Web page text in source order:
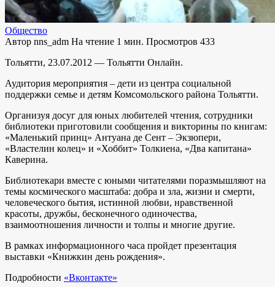
Общество
Автор nns_adm На чтение 1 мин. Просмотров 433
Тольятти, 23.07.2012 — Тольятти Онлайн.
Аудитория мероприятия – дети из центра социальной
поддержки семье и детям Комсомольского района Тольятти.
Организуя досуг для юных любителей чтения, сотрудники
библиотеки приготовили сообщения и викторины по книгам:
«Маленький принц» Антуана де Сент – Экзюпери,
«Властелин колец» и «Хоббит» Толкиена, «Два капитана»
Каверина.
Библиотекари вместе с юными читателями поразмышляют на
темы космического масштаба: добра и зла, жизни и смерти,
человеческого бытия, истинной любви, нравственной
красоты, дружбы, бесконечного одиночества,
взаимоотношения личности и толпы и многие другие.
В рамках информационного часа пройдет презентация
выставки «Книжкин день рождения».
Подробности «Вконтакте»